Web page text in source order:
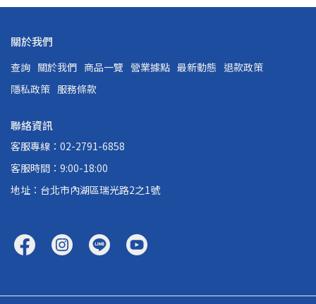
關於我們
查詢 關於我們 商品一覽 營業據點 最新動態 退款政策
隱私政策 服務條款
聯絡資訊
客服專線：02-2791-6858
客服時間：9:00-18:00
地址：台北市內湖區瑞光路2之1號